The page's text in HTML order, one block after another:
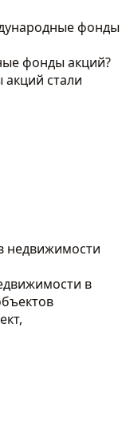
фонды
фонды акций?
стали
недвижимости
в